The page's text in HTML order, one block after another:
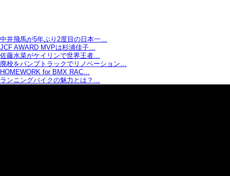
中井飛馬が5年ぶり2度目の日本一…
JCF AWARD MVPは杉浦佳子…
佐藤水菜がケイリンで世界王者…
廃校をパンプトラックでリノベーション…
HOMEWORK for BMX RAC…
ランニングバイクの魅力とは？…